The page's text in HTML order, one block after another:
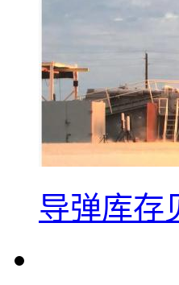
导弹库存